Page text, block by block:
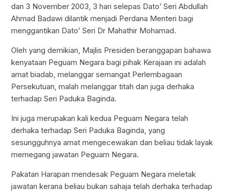
dan 3 November 2003, 3 hari selepas Dato’ Seri Abdullah
Ahmad Badawi dilantik menjadi Perdana Menteri bagi
menggantikan Dato’ Seri Dr Mahathir Mohamad.
Oleh yang demikian, Majlis Presiden beranggapan bahawa
kenyataan Peguam Negara bagi pihak Kerajaan ini adalah
amat biadab, melanggar semangat Perlembagaan
Persekutuan, malah melanggar titah dan juga derhaka
terhadap Seri Paduka Baginda.
Ini juga merupakan kali kedua Peguam Negara telah
derhaka terhadap Seri Paduka Baginda, yang
sesungguhnya amat mengecewakan dan beliau tidak layak
memegang jawatan Peguam Negara.
Pakatan Harapan mendesak Peguam Negara meletak
jawatan kerana beliau bukan sahaja telah derhaka terhadap